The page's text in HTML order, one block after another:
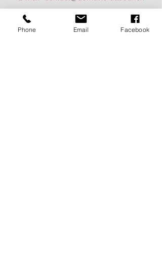
Vermietung und Information caveau
des Langins:
Phone Email Facebook